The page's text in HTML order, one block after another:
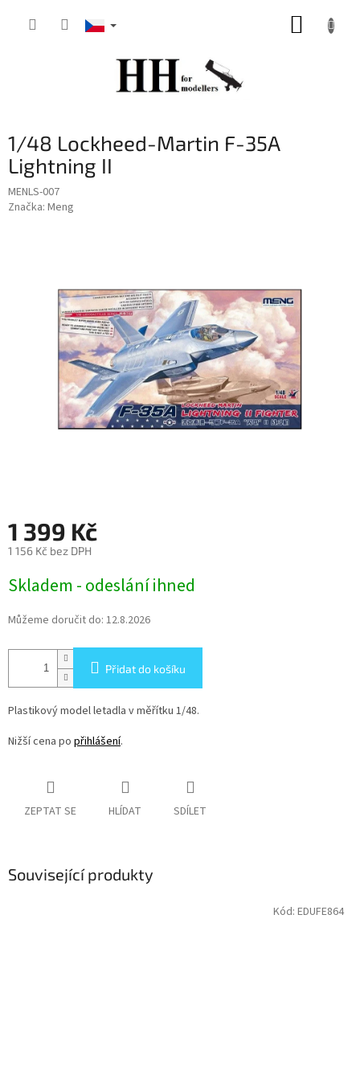
1/48 Lockheed-Martin F-35A
Lightning II
MENLS-007
Značka: Meng
1 399 Kč
1 156 Kč bez DPH
cena:
Skladem - odeslání ihned
Můžeme doručit do: 12.8.2026
Přidat do košíku
Plastikový model letadla v měřítku 1/48.
Nižší cena po přihlášení.
ZEPTAT SE HLÍDAT SDÍLET
Související produkty
Kód: EDUFE864